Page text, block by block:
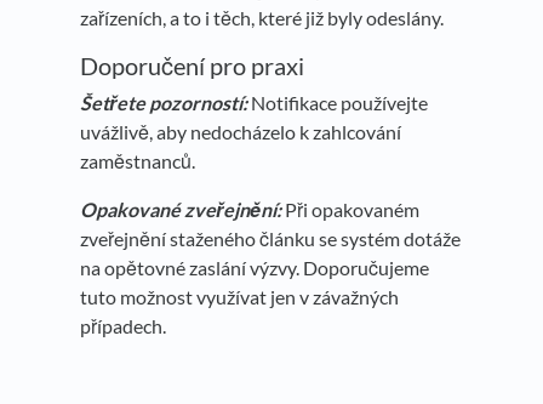
zařízeních, a to i těch, které již byly odeslány.
Doporučení pro praxi
Šetřete pozorností:Notifikace používejte
uvážlivě, aby nedocházelo k zahlcování
zaměstnanců.
Opakované zveřejnění:Při opakovaném
zveřejnění staženého článku se systém dotáže
na opětovné zaslání výzvy. Doporučujeme
tuto možnost využívat jen v závažných
případech.